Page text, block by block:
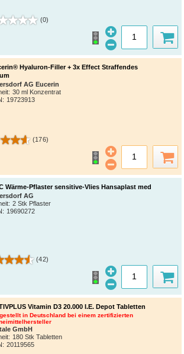
(0)
Hyaluron-Filler + 3x Effect Straffendes
AG Eucerin
30 ml Konzentrat
: 19723913
(176)
Wärme-Pflaster sensitive-Vlies Hansaplast med
AG
2 Stk Pflaster
: 19690272
(42)
Vitamin D3 20.000 I.E. Depot Tabletten
in Deutschland bei einem zertifizierten
GmbH
180 Stk Tabletten
: 20119565